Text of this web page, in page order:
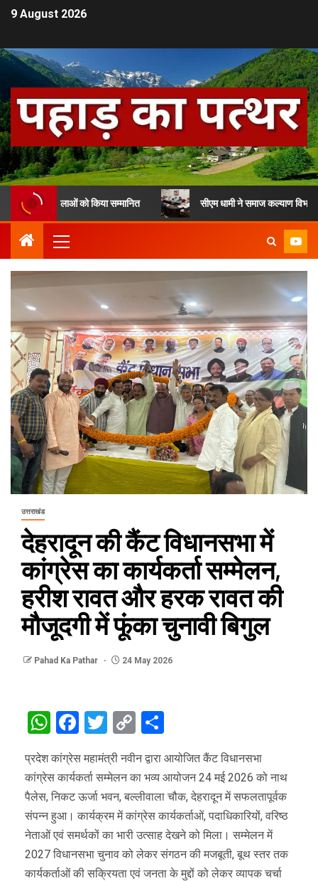
9 August 2026
को किया सम्मानित सीएम धामी ने समाज कल्याण विभाग के
उत्तराखंड
देहरादून की कैंट विधानसभा में
कांग्रेस का कार्यकर्ता सम्मेलन,
हरीश रावत और हरक रावत की
मौजूदगी में फूंका चुनावी बिगुल
Pahad Ka Pathar 24 May 2026
WhatsApp
Facebook
Twitter
Copy
प्रदेश कांग्रेस महामंत्री नवीन द्वारा आयोजित कैंट विधानसभा
कांग्रेस कार्यकर्ता सम्मेलन का भव्य आयोजन 24 मई 2026 को नाथ
पैलेस, निकट ऊर्जा भवन, बल्लीवाला चौक, देहरादून में सफलतापूर्वक
संपन्न हुआ। कार्यक्रम में कांग्रेस कार्यकर्ताओं, पदाधिकारियों, वरिष्ठ
नेताओं एवं समर्थकों का भारी उत्साह देखने को मिला। सम्मेलन में
2027 विधानसभा चुनाव को लेकर संगठन की मजबूती, बूथ स्तर तक
कार्यकर्ताओं की सक्रियता एवं जनता के मुद्दों को लेकर व्यापक चर्चा